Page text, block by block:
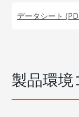
データシート
製品環